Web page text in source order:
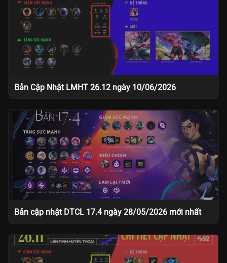
Bản Cập Nhật LMHT 26.12 ngày 10/06/2026
Bản cập nhật DTCL 17.4 ngày 28/05/2026 mới nhất